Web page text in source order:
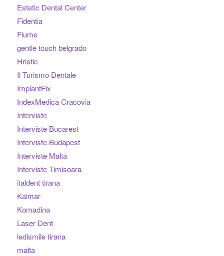
Estetic Dental Center
Fidentia
Fiume
gentle touch belgrado
Hristic
Il Turismo Dentale
ImplantFix
IndexMedica Cracovia
Interviste
Interviste Bucarest
Interviste Budapest
Interviste Malta
Interviste Timisoara
italdent tirana
Kalmar
Komadina
Laser Dent
ledismile tirana
malta